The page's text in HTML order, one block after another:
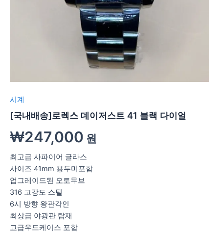
시계
[국내배송]로렉스 데이저스트 41 블랙 다이얼
₩247,000 원
최고급 사파이어 글라스
사이즈 41mm 용두미포함
업그레이드된 오토무브
316 고강도 스틸
6시 방향 왕관각인
최상급 야광판 탑재
고급우드케이스 포함